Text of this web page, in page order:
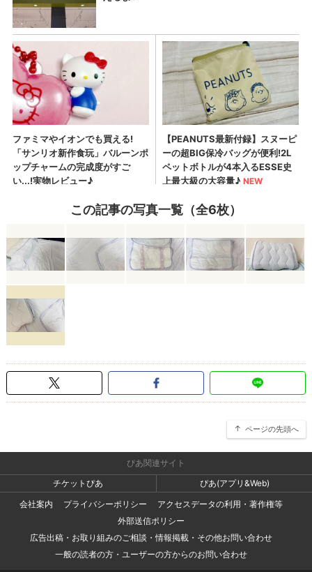
この記事の写真一覧（全6枚）
ページの先頭へ
ぴあ関連サイト
チケットぴあ
ぴあ(アプリ&Web)
会社案内
プライバシーポリシー
アクセスデータの利用・著作権等
外部送信ポリシー
広告出稿・お取り組みのご相談・情報掲載・その他お問い合わせ
一般の読者の方・ユーザーの方からのお問い合わせ